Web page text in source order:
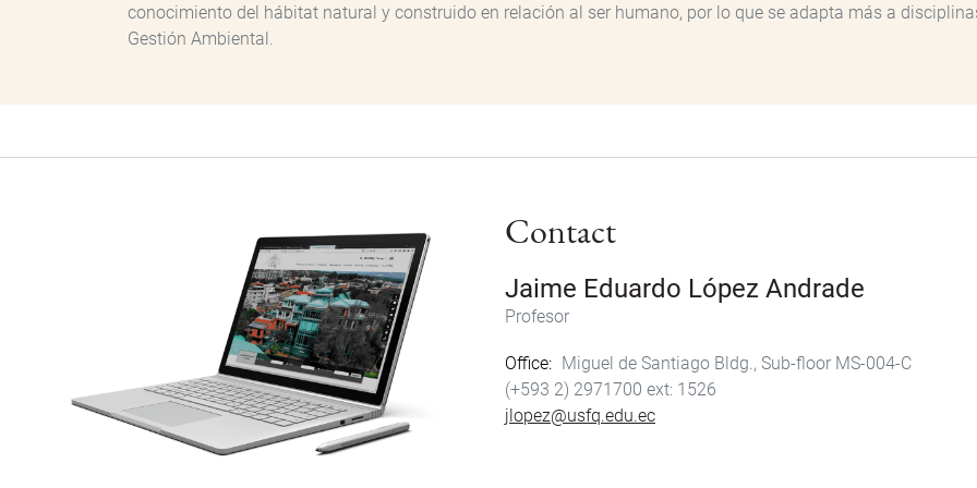
conocimiento del hábitat natural y construido en relación al ser humano, por lo que se adapta más a
Gestión Ambiental.
Contact
Jaime Eduardo López Andrade
Profesor
Office
Miguel de Santiago Bldg., Sub-floor MS-004-C
(+593 2) 2971700
1526
jlopez@usfq.edu.ec